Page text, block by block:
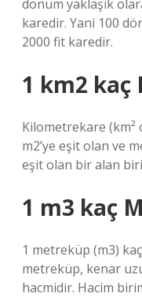
dönüm yaklaşık
karedir. Yani 100
2000 fit karedir.
1 km2 kaç
Kilometrekare (km²
m2’ye eşit olan ve
eşit olan bir alan
1 m3 kaç
1 metreküp (m3)
metreküp, kenar
hacmidir. Hacim